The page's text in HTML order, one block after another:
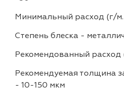
Минимальный расход (г/
Степень блеска -
Рекомендованный расход
Рекомендуемая толщина
- 10-150 мкм